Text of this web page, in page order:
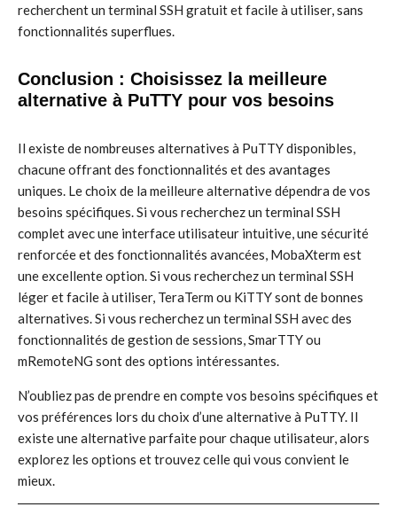
recherchent un terminal SSH gratuit et facile à utiliser, sans
fonctionnalités superflues.
Conclusion : Choisissez la meilleure
alternative à PuTTY pour vos besoins
Il existe de nombreuses alternatives à PuTTY disponibles,
chacune offrant des fonctionnalités et des avantages
uniques. Le choix de la meilleure alternative dépendra de vos
besoins spécifiques. Si vous recherchez un terminal SSH
complet avec une interface utilisateur intuitive, une sécurité
renforcée et des fonctionnalités avancées, MobaXterm est
une excellente option. Si vous recherchez un terminal SSH
léger et facile à utiliser, TeraTerm ou KiTTY sont de bonnes
alternatives. Si vous recherchez un terminal SSH avec des
fonctionnalités de gestion de sessions, SmarTTY ou
mRemoteNG sont des options intéressantes.
N’oubliez pas de prendre en compte vos besoins spécifiques et
vos préférences lors du choix d’une alternative à PuTTY. Il
existe une alternative parfaite pour chaque utilisateur, alors
explorez les options et trouvez celle qui vous convient le
mieux.